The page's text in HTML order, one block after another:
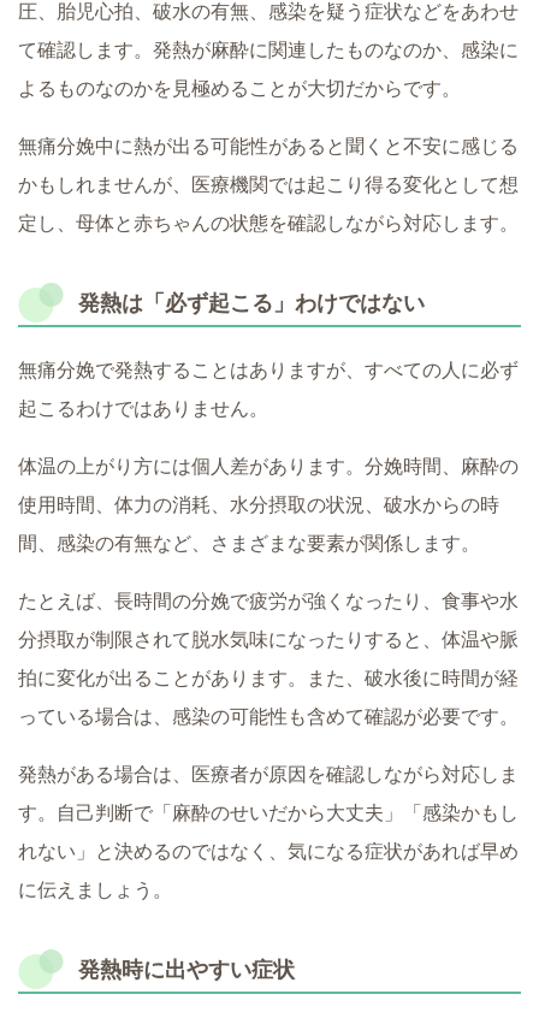
圧、胎児心拍、破水の有無、感染を疑う症状などをあわせ
て確認します。発熱が麻酔に関連したものなのか、感染に
よるものなのかを見極めることが大切だからです。
無痛分娩中に熱が出る可能性があると聞くと不安に感じる
かもしれませんが、医療機関では起こり得る変化として想
定し、母体と赤ちゃんの状態を確認しながら対応します。
発熱は「必ず起こる」わけではない
無痛分娩で発熱することはありますが、すべての人に必ず
起こるわけではありません。
体温の上がり方には個人差があります。分娩時間、麻酔の
使用時間、体力の消耗、水分摂取の状況、破水からの時
間、感染の有無など、さまざまな要素が関係します。
たとえば、長時間の分娩で疲労が強くなったり、食事や水
分摂取が制限されて脱水気味になったりすると、体温や脈
拍に変化が出ることがあります。また、破水後に時間が経
っている場合は、感染の可能性も含めて確認が必要です。
発熱がある場合は、医療者が原因を確認しながら対応しま
す。自己判断で「麻酔のせいだから大丈夫」「感染かもし
れない」と決めるのではなく、気になる症状があれば早め
に伝えましょう。
発熱時に出やすい症状